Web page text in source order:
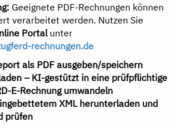
Geeignete PDF-Rechnungen können
verarbeitet werden. Nutzen Sie
Portalunter
rechnungen.de
als PDF ausgeben/speichern
– KI-gestützt in eine prüfpflichtige
E-Rechnung umwandeln
XML herunterladen und
prüfen